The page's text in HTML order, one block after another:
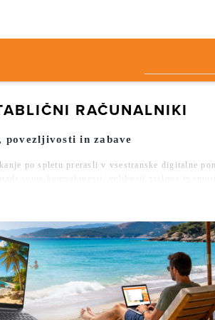
RAČUNALNIKI
in zabave
po spletu prerasli v vsestranske digitalne
svoje kompaktnosti, velikosti zaslona in
zabavo in komunikacijo.
ki ustrezajo različnim potrebam in starostnim
tukaj boste našli pravo tablico zase.
rešitev